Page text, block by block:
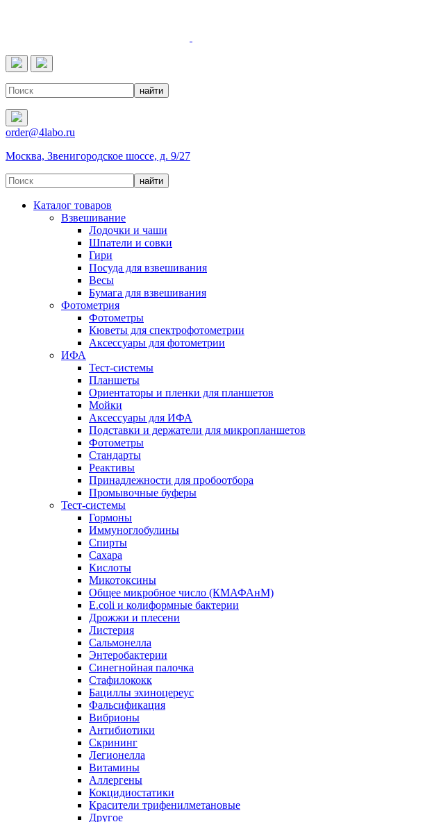
order@4labo.ru
Москва, Звенигородское шоссе, д. 9/27
Каталог товаров
Взвешивание
Лодочки и чаши
Шпатели и совки
Гири
Посуда для взвешивания
Весы
Бумага для взвешивания
Фотометрия
Фотометры
Кюветы для спектрофотометрии
Аксессуары для фотометрии
ИФА
Тест-системы
Планшеты
Ориентаторы и пленки для планшетов
Мойки
Аксессуары для ИФА
Подставки и держатели для микропланшетов
Фотометры
Стандарты
Реактивы
Принадлежности для пробоотбора
Промывочные буферы
Тест-системы
Гормоны
Иммуноглобулины
Спирты
Сахара
Кислоты
Микотоксины
Общее микробное число (КМАФАнМ)
E.coli и колиформные бактерии
Дрожжи и плесени
Листерия
Сальмонелла
Энтеробактерии
Синегнойная палочка
Стафилококк
Бациллы эхиноцереус
Фальсификация
Вибрионы
Антибиотики
Скрининг
Легионелла
Витамины
Аллергены
Кокцидиостатики
Красители трифенилметановые
Другое